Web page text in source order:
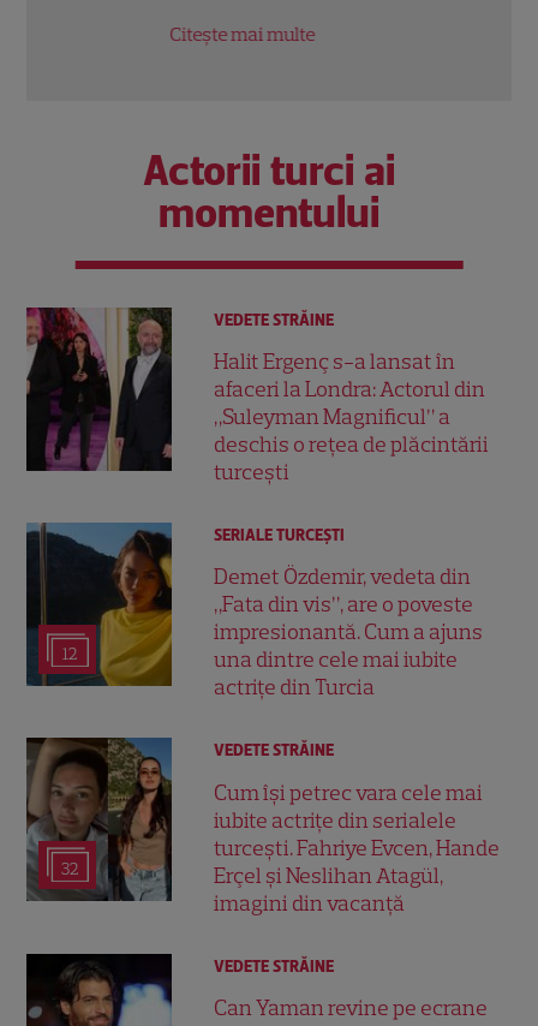
Citește mai multe
Actorii turci ai
momentului
VEDETE STRĂINE
Halit Ergenç s-a lansat în
afaceri la Londra: Actorul din
„Suleyman Magnificul” a
deschis o rețea de plăcintării
turcești
12
SERIALE TURCEŞTI
Demet Özdemir, vedeta din
„Fata din vis”, are o poveste
impresionantă. Cum a ajuns
una dintre cele mai iubite
actrițe din Turcia
32
VEDETE STRĂINE
Cum își petrec vara cele mai
iubite actrițe din serialele
turcești. Fahriye Evcen, Hande
Erçel și Neslihan Atagül,
imagini din vacanță
VEDETE STRĂINE
Can Yaman revine pe ecrane